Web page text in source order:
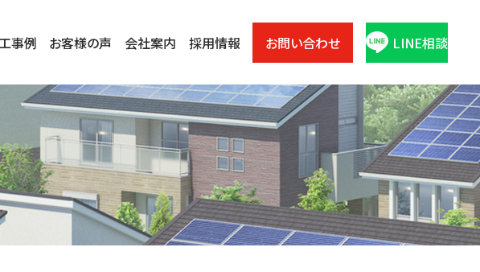
事例 お客様の声 会社案内 採用情報 お問い合わせ LINE相談